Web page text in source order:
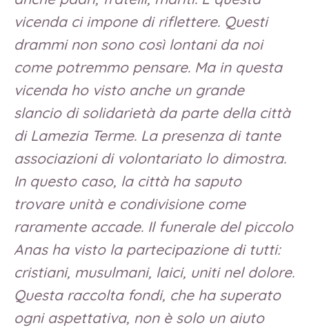
vicenda ci impone di riflettere. Questi
drammi non sono così lontani da noi
come potremmo pensare. Ma in questa
vicenda ho visto anche un grande
slancio di solidarietà da parte della città
di Lamezia Terme. La presenza di tante
associazioni di volontariato lo dimostra.
In questo caso, la città ha saputo
trovare unità e condivisione come
raramente accade. Il funerale del piccolo
Anas ha visto la partecipazione di tutti:
cristiani, musulmani, laici, uniti nel dolore.
Questa raccolta fondi, che ha superato
ogni aspettativa, non è solo un aiuto